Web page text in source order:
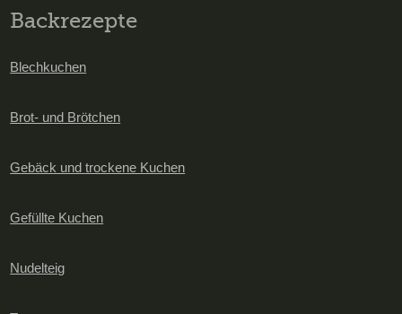
Backrezepte
Blechkuchen
Brot- und Brötchen
Gebäck und trockene Kuchen
Gefüllte Kuchen
Nudelteig